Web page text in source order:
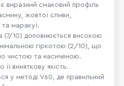
виразний смаковий профіль
жовтої сливи,
маракуї.
(7/10) доповнюється високою
гіркотою (2/10), що
чистою та насиченою.
її виняткову якість.
у методі V60, де правильний